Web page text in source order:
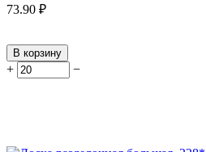
73.90 ₽
В корзину
+ −